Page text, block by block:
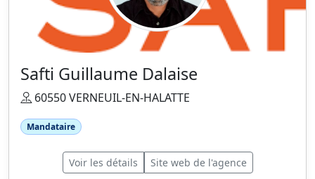
Safti Guillaume Dalaise
60550 VERNEUIL-EN-HALATTE
Mandataire
Voir les détails Site web de l'agence